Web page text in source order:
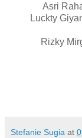
Asri
Luckty
Rizky
Stefanie Sugia at